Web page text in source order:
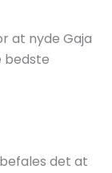
at nyde Gaja
bedste
det at